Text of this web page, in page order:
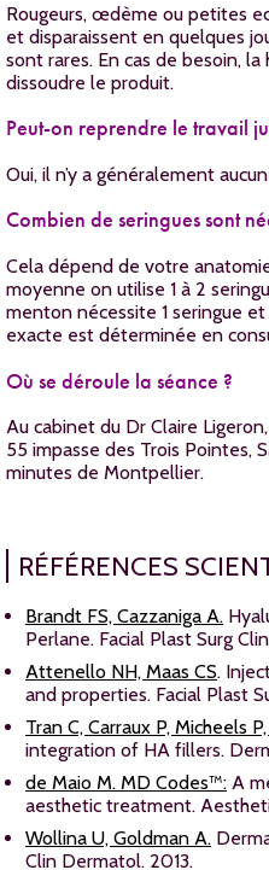
Rougeurs, œdème ou petites
et disparaissent en quelques
sont rares. En cas de besoin,
dissoudre le produit.
Peut-on reprendre le travail
Oui, il n’y a généralement
Combien de seringues sont
Cela dépend de votre
moyenne on utilise 1 à 2
menton nécessite 1 seringue
exacte est déterminée en
Où se déroule la séance ?
Au cabinet du Dr Claire
55 impasse des Trois Pointes,
minutes de Montpellier.
RÉFÉRENCES
Brandt FS, Cazzaniga A.
Perlane. Facial Plast Surg
Attenello NH, Maas CS.
and properties. Facial Plast
Tran C, Carraux P, Micheels
integration of HA fillers.
de Maio M. MD Codes™: A
aesthetic treatment.
Wollina U, Goldman A.
Clin Dermatol. 2013.